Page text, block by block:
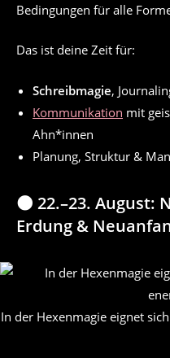
Bedingungen für alle
Das ist deine Zeit für:
Schreibmagie,
Kommunikation mit
Ahn*innen
Planung, Struktur &
🌑 22.–23. August:
Erdung &
In der Hexenmagie eignet